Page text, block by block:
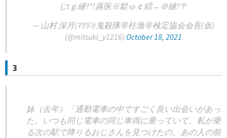
じtｇ縺?°?蕗医※鬆ゅ￠繧→＠縺?〒
— 山村 深月(ﾏﾘﾘﾝ)鬼殺隊辛柱激辛検定協会会長(仮)
(@mitsuki_y1216) October 18, 2021
3
妹（去年）「通勤電車の中ですごく良い出会いがあっ
た。いつも同じ電車の同じ車両に乗っていて、私が乗
る次の駅で降りるおじさんを見つけたの。あの人の前